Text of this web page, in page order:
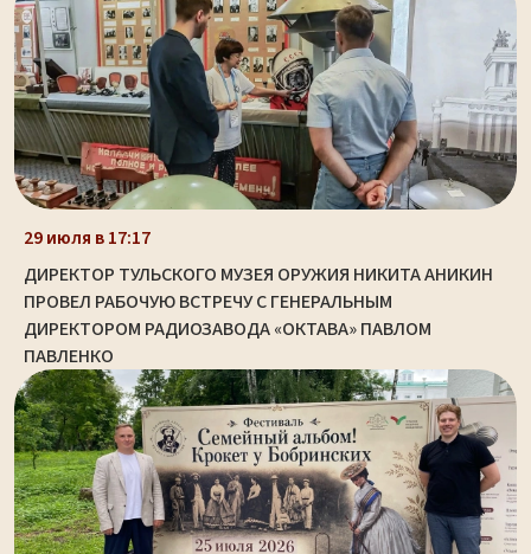
29 июля в 17:17
ДИРЕКТОР ТУЛЬСКОГО МУЗЕЯ ОРУЖИЯ НИКИТА АНИКИН
ПРОВЕЛ РАБОЧУЮ ВСТРЕЧУ С ГЕНЕРАЛЬНЫМ
ДИРЕКТОРОМ РАДИОЗАВОДА «ОКТАВА» ПАВЛОМ
ПАВЛЕНКО